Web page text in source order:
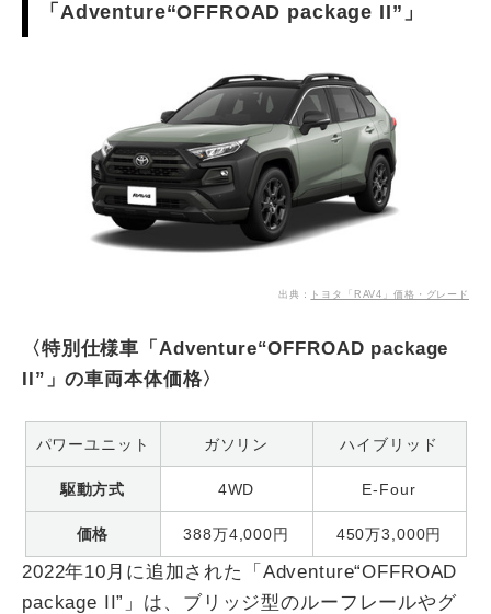
「Adventure“OFFROAD package II”」
出典： トヨタ「RAV4」価格・グレード
〈特別仕様車「Adventure“OFFROAD package
II”」の車両本体価格〉
パワーユニット ガソリン ハイブリッド
駆動方式 4WD E-Four
価格 388万4,000円 450万3,000円
2022年10月に追加された「Adventure“OFFROAD
package II”」は、ブリッジ型のルーフレールやグ